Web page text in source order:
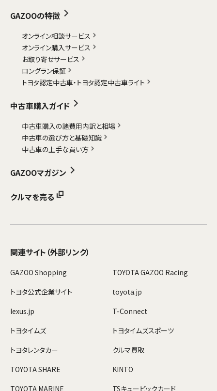
GAZOOの特徴
オンライン相談サービス
オンライン購入サービス
お取り寄せサービス
ロングラン保証
トヨタ認定中古車・ トヨタ認定中古車ライト
中古車購入ガイド
中古車購入の諸費用内訳と相場
中古車の選び方と基礎知識
中古車の上手な買い方
GAZOOマガジン
クルマを売る
関連サイト （外部リンク）
GAZOO Shopping
TOYOTA GAZOO Racing
トヨタ公式企業サイト
toyota.jp
lexus.jp
T-Connect
トヨタイムズ
トヨタイムズスポーツ
トヨタレンタカー
クルマ買取
TOYOTA SHARE
KINTO
TOYOTA MARINE
TSキュービックカード